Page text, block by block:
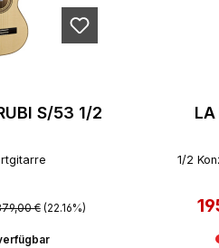
S/53 1/2
Preis:
€ (22.16%)
LA
1/2